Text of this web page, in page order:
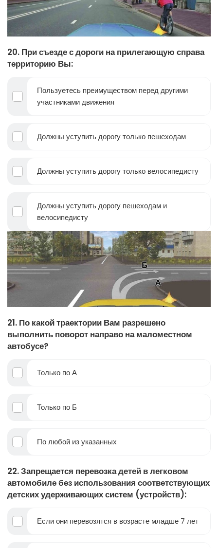
20. При съезде с дороги на прилегающую справа
территорию Вы:
Пользуетесь преимуществом перед другими
участниками движения
Должны уступить дорогу только пешеходам
Должны уступить дорогу только велосипедисту
Должны уступить дорогу пешеходам и
велосипедисту
21. По какой траектории Вам разрешено
выполнить поворот направо на маломестном
автобусе?
Только по А
Только по Б
По любой из указанных
22. Запрещается перевозка детей в легковом
автомобиле без использования соответствующих
детских удерживающих систем (устройств):
Если они перевозятся в возрасте младше 7 лет